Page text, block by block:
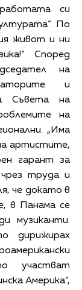
си
По
живот и ни
Според
на
и
Съвета на
на
„Има
артистите,
гарант за
труда и
че докато в
в Панама се
музиканти.
дирижирах
участват
Америка“,